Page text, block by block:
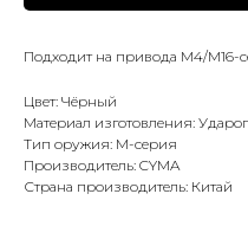
Подходит на привода M4/M16-
Цвет: Чёрный
Материал изготовления:
Тип оружия: M-серия
Производитель: CYMA
Страна производитель: Китай